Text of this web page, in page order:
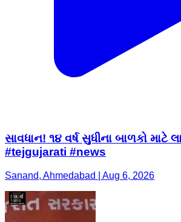
સાવધાન! ૧૪ વર્ષ સુધીના બાળકો માટે
#tejgujarati #news
Sanand, Ahmedabad | Aug 6, 2026